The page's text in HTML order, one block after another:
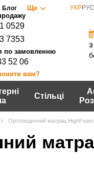
Блог Ще УКРРУС
0529
7353
52 06
вам?
Стільці
Ортопедичний матрац